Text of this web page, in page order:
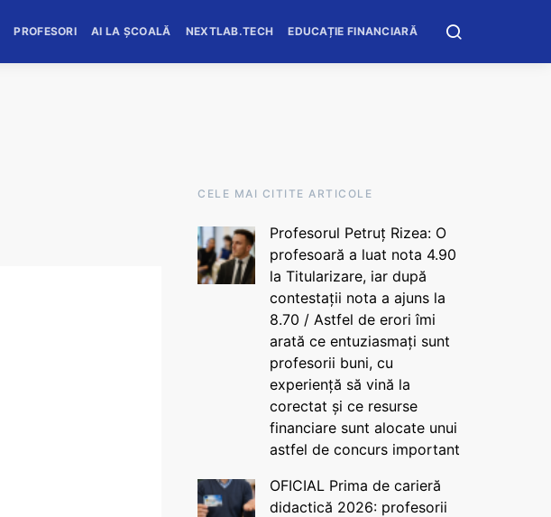
PROFESORI AI LA ȘCOALĂ NEXTLAB.TECH EDUCAȚIE FINANCIARĂ
CELE MAI CITITE ARTICOLE
Profesorul Petruț Rizea: O
profesoară a luat nota 4.90
la Titularizare, iar după
contestații nota a ajuns la
8.70 / Astfel de erori îmi
arată ce entuziasmați sunt
profesorii buni, cu
experiență să vină la
corectat și ce resurse
financiare sunt alocate unui
astfel de concurs important
OFICIAL Prima de carieră
didactică 2026: profesorii